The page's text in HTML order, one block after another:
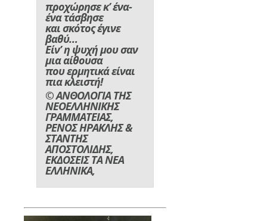
προχώρησε κ’ ένα-
ένα τάσβησε
και σκότος έγινε
βαθύ…
Είν’ η ψυχή μου σαν
μια αίθουσα
που ερμητικά είναι
πια κλειστή!
© ΑΝΘΟΛΟΓΙΑ ΤΗΣ
ΝΕΟΕΛΛΗΝΙΚΗΣ
ΓΡΑΜΜΑΤΕΙΑΣ,
ΡΕΝΟΣ ΗΡΑΚΛΗΣ &
ΣΤΑΝΤΗΣ
ΑΠΟΣΤΟΛΙΔΗΣ,
ΕΚΔΟΣΕΙΣ ΤΑ ΝΕΑ
ΕΛΛΗΝΙΚΑ,